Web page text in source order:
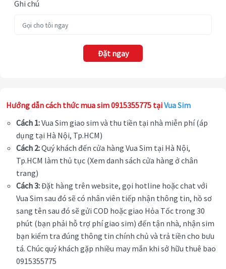
Ghi chú
Đặt ngay
Hướng dẫn cách thức mua sim 0915355775 tạiVua Sim
Cách 1:Vua Sim giao sim và thu tiền tại nhà miễn phí (áp
dụng tại Hà Nội, Tp.HCM)
Cách 2:Quý khách đến cửa hàng Vua Sim tại Hà Nội,
Tp.HCM làm thủ tục (Xem danh sách cửa hàng ở chân
trang)
Cách 3:Đặt hàng trên website, gọi hotline hoặc chat với
Vua Sim sau đó sẽ có nhân viên tiếp nhận thông tin, hồ sơ
sang tên sau đó sẽ gửi COD hoặc giao Hỏa Tốc trong 30
phút (bạn phải hỗ trợ phí giao sim) đến tận nhà, nhận sim
bạn kiểm tra đúng thông tin chính chủ và trả tiền cho bưu
tá. Chúc quý khách gặp nhiều may mắn khi sở hữu thuê bao
0915355775